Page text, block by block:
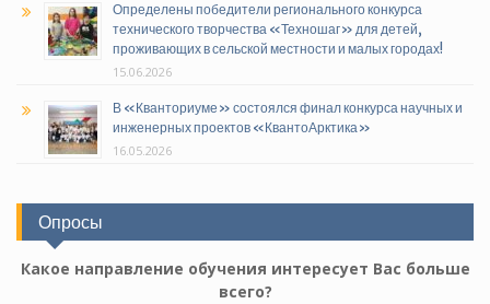
Определены победители регионального конкурса
технического творчества «Техношаг» для детей,
проживающих в сельской местности и малых городах!
15.06.2026
В «Кванториуме» состоялся финал конкурса научных и
инженерных проектов «КвантоАрктика»
16.05.2026
Опросы
Какое направление обучения интересует Вас больше
всего?